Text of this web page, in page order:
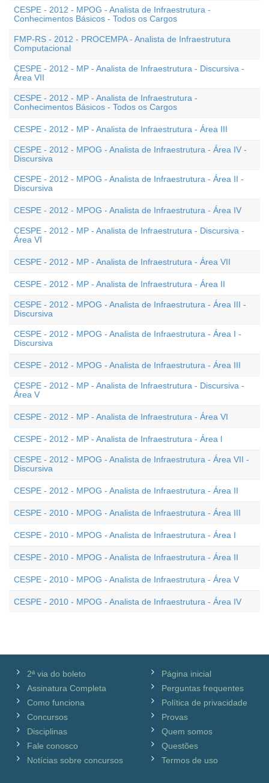
CESPE - 2012 - MPOG - Analista de Infraestrutura -
Conhecimentos Básicos - Todos os Cargos
FMP-RS - 2012 - PROCEMPA - Analista de Infraestrutura
Computacional
CESPE - 2012 - MP - Analista de Infraestrutura - Discursiva -
Área VII
CESPE - 2012 - MP - Analista de Infraestrutura -
Conhecimentos Básicos - Todos os Cargos
CESPE - 2012 - MP - Analista de Infraestrutura - Área III
CESPE - 2012 - MPOG - Analista de Infraestrutura - Área IV -
Discursiva
CESPE - 2012 - MPOG - Analista de Infraestrutura - Área II -
Discursiva
CESPE - 2012 - MPOG - Analista de Infraestrutura - Área IV
CESPE - 2012 - MP - Analista de Infraestrutura - Discursiva -
Área VI
CESPE - 2012 - MP - Analista de Infraestrutura - Área VII
CESPE - 2012 - MP - Analista de Infraestrutura - Área II
CESPE - 2012 - MPOG - Analista de Infraestrutura - Área III -
Discursiva
CESPE - 2012 - MPOG - Analista de Infraestrutura - Área I -
Discursiva
CESPE - 2012 - MPOG - Analista de Infraestrutura - Área III
CESPE - 2012 - MP - Analista de Infraestrutura - Discursiva -
Área V
CESPE - 2012 - MP - Analista de Infraestrutura - Área VI
CESPE - 2012 - MP - Analista de Infraestrutura - Área l
CESPE - 2012 - MPOG - Analista de Infraestrutura - Área VII -
Discursiva
CESPE - 2012 - MPOG - Analista de Infraestrutura - Área II
CESPE - 2010 - MPOG - Analista de Infraestrutura - Área III
CESPE - 2010 - MPOG - Analista de Infraestrutura - Área I
CESPE - 2010 - MPOG - Analista de Infraestrutura - Área II
CESPE - 2010 - MPOG - Analista de Infraestrutura - Área V
CESPE - 2010 - MPOG - Analista de Infraestrutura - Área IV
2ª via do boleto
Assinatura Completa
Como funciona
Concursos
Disciplinas
Fale conosco
Notícias sobre concursos
Página inicial
Perguntas frequentes
Política de privacidade
Provas
Quem somos
Questões
Termos de uso